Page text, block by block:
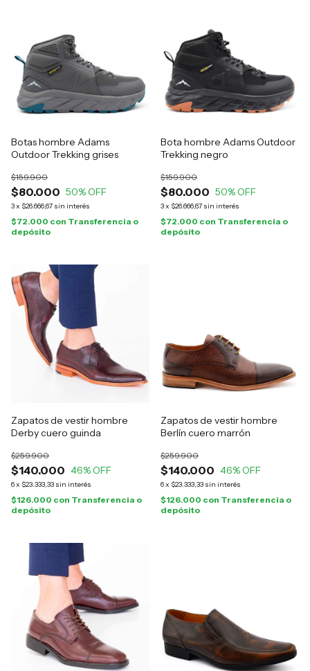
Botas hombre Adams
Outdoor Trekking grises
$80.000
$159.900
50% OFF
3x $26.666,67 sin interés
$72.000 con Transferencia o
depósito
Bota hombre Adams Outdoor
Trekking negro
$80.000
$159.900
50% OFF
3x $26.666,67 sin interés
$72.000 con Transferencia o
depósito
Zapatos de vestir hombre
Derby cuero guinda
$140.000
$259.900
46% OFF
6x $23.333,33 sin interés
$126.000 con Transferencia o
depósito
Zapatos de vestir hombre
Berlín cuero marrón
$140.000
$259.900
46% OFF
6x $23.333,33 sin interés
$126.000 con Transferencia o
depósito